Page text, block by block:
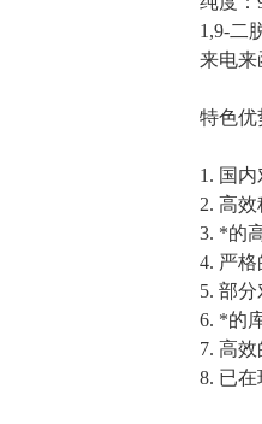
1,9-二
来电来
特色优
1. 国
2. 高效
3. *的
4. 严
5. 部分
6. *的
7. 高效
8. 已